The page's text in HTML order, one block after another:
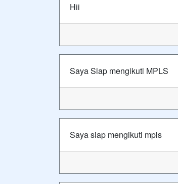
Hii
Saya Siap mengikuti MPLS
Saya siap mengikuti mpls